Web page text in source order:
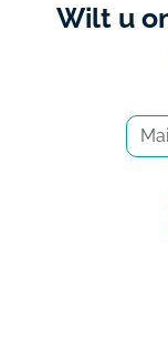
Wilt u